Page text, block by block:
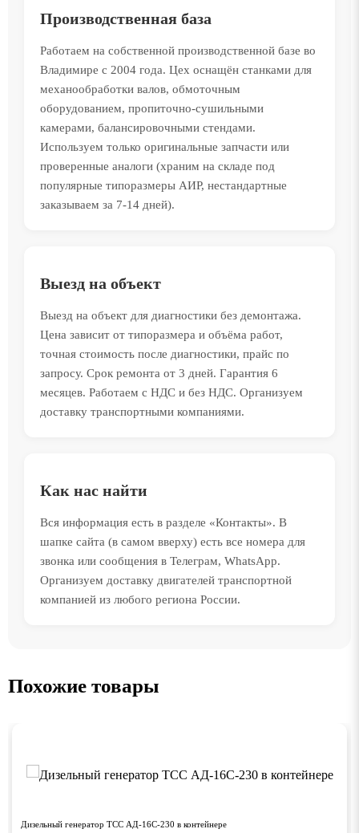
Производственная база
Работаем на собственной производственной базе во
Владимире с 2004 года. Цех оснащён станками для
механообработки валов, обмоточным
оборудованием, пропиточно-сушильными
камерами, балансировочными стендами.
Используем только оригинальные запчасти или
проверенные аналоги (храним на складе под
популярные типоразмеры АИР, нестандартные
заказываем за 7-14 дней).
Выезд на объект
Выезд на объект для диагностики без демонтажа.
Цена зависит от типоразмера и объёма работ,
точная стоимость после диагностики, прайс по
запросу. Срок ремонта от 3 дней. Гарантия 6
месяцев. Работаем с НДС и без НДС. Организуем
доставку транспортными компаниями.
Как нас найти
Вся информация есть в разделе «Контакты». В
шапке сайта (в самом вверху) есть все номера для
звонка или сообщения в Телеграм, WhatsApp.
Организуем доставку двигателей транспортной
компанией из любого региона России.
Похожие товары
Дизельный генератор ТСС АД-16С-230 в контейнере